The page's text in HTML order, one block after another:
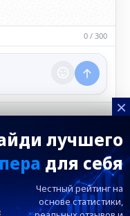
вправе удалять
к чату при
0 / 300
×
лучшего
для себя
Честный рейтинг на
основе статистики,
ФК Челси
Информация